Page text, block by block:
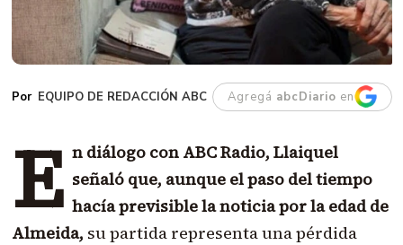
EQUIPO DE REDACCIÓN ABC Agregá abcDiario en
E n diálogo con ABC Radio, Llaiquel
señaló que, aunque el paso del tiempo
hacía previsible la noticia por la edad de
Almeida, su partida representa una pérdida